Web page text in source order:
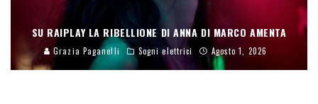
SU RAIPLAY LA RIBELLIONE DI ANNA DI MARCO AMENTA
Grazia Paganelli Sogni elettrici Agosto 1, 2026